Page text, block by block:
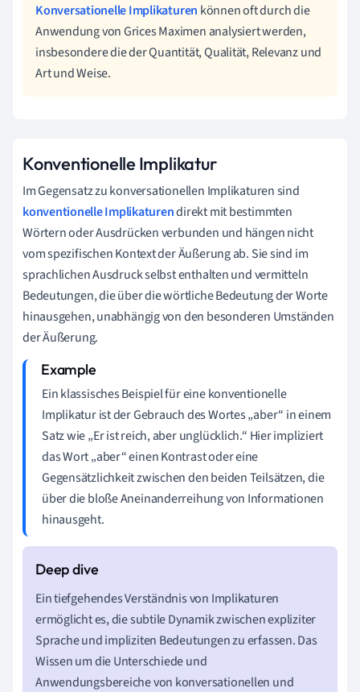
Konversationelle Implikaturen können oft durch die
Anwendung von Grices Maximen analysiert werden,
insbesondere die der Quantität, Qualität, Relevanz und
Art und Weise.
Konventionelle Implikatur
Im Gegensatz zu konversationellen Implikaturen sind
konventionelle Implikaturendirekt mit bestimmten
Wörtern oder Ausdrücken verbunden und hängen nicht
vom spezifischen Kontext der Äußerung ab. Sie sind im
sprachlichen Ausdruck selbst enthalten und vermitteln
Bedeutungen, die über die wörtliche Bedeutung der Worte
hinausgehen, unabhängig von den besonderen Umständen
der Äußerung.
Ein klassisches Beispiel für eine konventionelle
Implikatur ist der Gebrauch des Wortes „aber“ in einem
Satz wie „Er ist reich, aber unglücklich.“ Hier impliziert
das Wort „aber“ einen Kontrast oder eine
Gegensätzlichkeit zwischen den beiden Teilsätzen, die
über die bloße Aneinanderreihung von Informationen
hinausgeht.
Ein tiefgehendes Verständnis von Implikaturen
ermöglicht es, die subtile Dynamik zwischen expliziter
Sprache und impliziten Bedeutungen zu erfassen. Das
Wissen um die Unterschiede und
Anwendungsbereiche von konversationellen und